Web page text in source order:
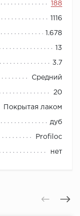
188
1116
1.678
13
3.7
Средний
20
Покрытая лаком
дуб
Profiloc
нет